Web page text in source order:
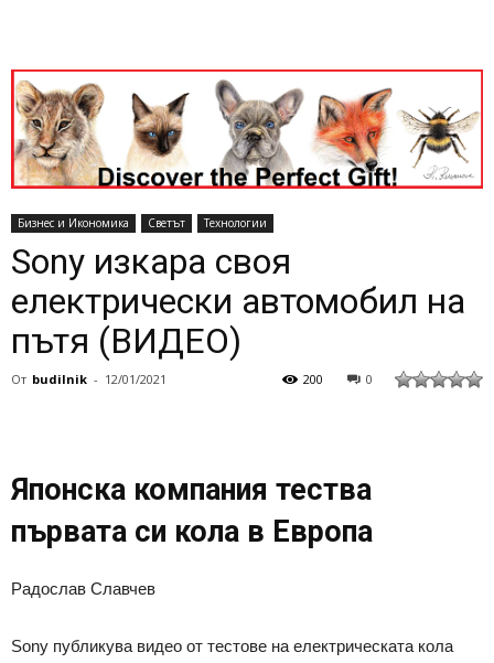
Бизнес и Икономика Светът Технологии
Sony изкара своя
електрически автомобил на
пътя (ВИДЕО)
От budilnik - 12/01/2021 0
200
Японска компания тества
първата си кола в Европа
Радослав Славчев
Sony публикува видео от тестове на електрическата кола